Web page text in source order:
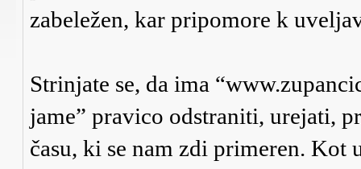
zabeležen, kar pripomore k
Strinjate se, da ima
jame” pravico odstraniti, urejati,
času, ki se nam zdi primeren. Kot